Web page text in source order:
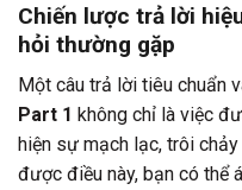
Chiến lược trả lời
hỏi thường gặp
Một câu trả lời tiêu chuẩn
Part 1 không chỉ là việc
hiện sự mạch lạc, trôi
được điều này, bạn có thể